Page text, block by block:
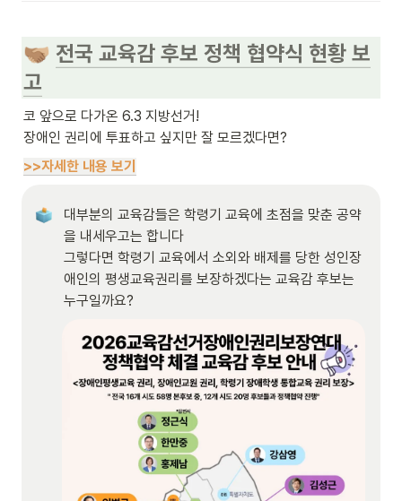
🫱🏽‍🫲🏼 전국 교육감 후보 정책 협약식 현황 보
고
코 앞으로 다가온 6.3 지방선거!
장애인 권리에 투표하고 싶지만 잘 모르겠다면?
>>자세한 내용 보기
대부분의 교육감들은 학령기 교육에 초점을 맞춘 공약
을 내세우고는 합니다
그렇다면 학령기 교육에서 소외와 배제를 당한 성인장
애인의 평생교육권리를 보장하겠다는 교육감 후보는
누구일까요?